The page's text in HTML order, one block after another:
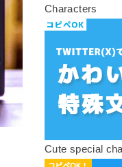
Characters
Cute special